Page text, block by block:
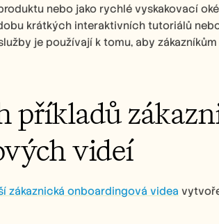
nebo jako rychlé vyskakovací
krátkých interaktivních tutoriálů
je používají k tomu, aby
příkladů
videí
zákaznická onboardingová videa